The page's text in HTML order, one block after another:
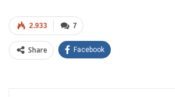
7
2.933
Share Facebook